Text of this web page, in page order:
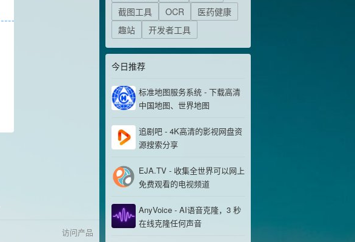
访问产品
截图工具
OCR
医药健康
趣站
开发者工具
今日推荐
标准地图服务系统 - 下载高清
中国地图、世界地图
追剧吧 - 4K高清的影视网盘资
源搜索分享
EJA.TV - 收集全世界可以网上
免费观看的电视频道
AnyVoice - AI语音克隆，3 秒
在线克隆任何声音